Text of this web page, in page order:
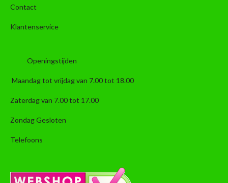
Contact
Klantenservice
Openingstijden
Maandag tot vrijdag van 7.00 tot 18.00
Zaterdag van 7.00 tot 17.00
Zondag Gesloten
Telefoons